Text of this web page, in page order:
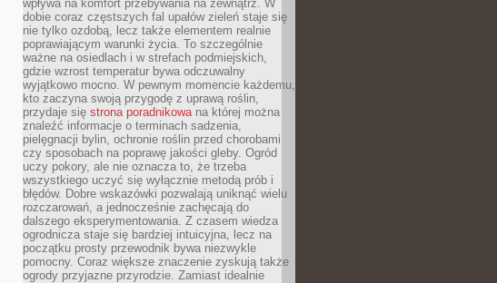
wpływa na komfort przebywania na zewnątrz. W
dobie coraz częstszych fal upałów zieleń staje się
nie tylko ozdobą, lecz także elementem realnie
poprawiającym warunki życia. To szczególnie
ważne na osiedlach i w strefach podmiejskich,
gdzie wzrost temperatur bywa odczuwalny
wyjątkowo mocno. W pewnym momencie każdemu,
kto zaczyna swoją przygodę z uprawą roślin,
przydaje się strona poradnikowana której można
znaleźć informacje o terminach sadzenia,
pielęgnacji bylin, ochronie roślin przed chorobami
czy sposobach na poprawę jakości gleby. Ogród
uczy pokory, ale nie oznacza to, że trzeba
wszystkiego uczyć się wyłącznie metodą prób i
błędów. Dobre wskazówki pozwalają uniknąć wielu
rozczarowań, a jednocześnie zachęcają do
dalszego eksperymentowania. Z czasem wiedza
ogrodnicza staje się bardziej intuicyjna, lecz na
początku prosty przewodnik bywa niezwykle
pomocny. Coraz większe znaczenie zyskują także
ogrody przyjazne przyrodzie. Zamiast idealnie